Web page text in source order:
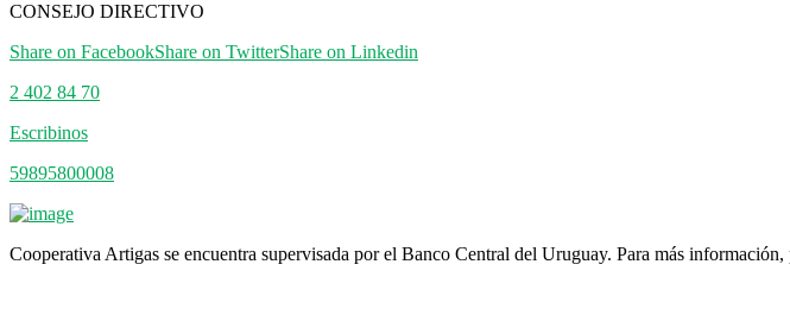
CONSEJO DIRECTIVO
Share on FacebookShare on TwitterShare on Linkedin
2 402 84 70
Escribinos
59895800008
Cooperativa Artigas se encuentra supervisada por el Banco Central del Uruguay. Para más